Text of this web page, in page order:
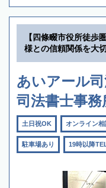
【四條畷市役所徒歩
様との信頼関係を大
あいアール
司法書士事務
土日祝OK オンライン相
駐車場あり 19時以降